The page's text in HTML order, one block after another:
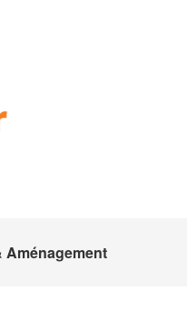
Aménagement